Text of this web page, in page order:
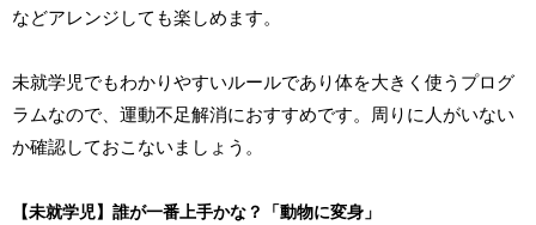
などアレンジしても楽しめます。
未就学児でもわかりやすいルールであり体を大きく使うプログ
ラムなので、運動不足解消におすすめです。周りに人がいない
か確認しておこないましょう。
【未就学児】誰が一番上手かな？「動物に変身」